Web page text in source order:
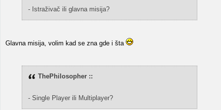
- Istraživač ili glavna misija?
Glavna misija, volim kad se zna gde i šta
ThePhilosopher ::
- Single Player ili Multiplayer?